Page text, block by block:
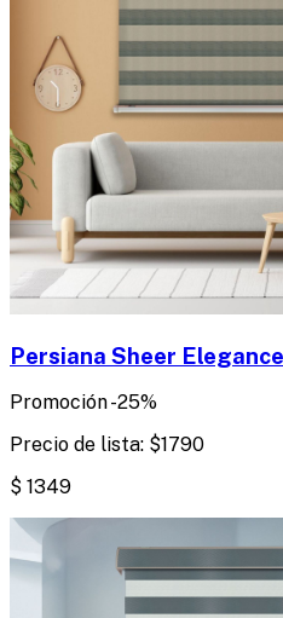
Persiana Sheer
Promoción-25%
Precio de lista: $1790
$ 1349